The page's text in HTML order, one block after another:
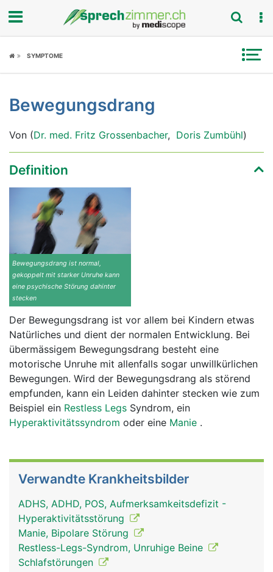
Fokus
Symptome
Untersuchungen
News
Ratgeber
Rubriken
SYMPTOME
Bewegungsdrang
Von (Dr. med. Fritz Grossenbacher, Doris Zumbühl)
Definition
Bewegungsdrang ist normal,
gekoppelt mit starker Unruhe kann
eine psychische Störung dahinter
stecken
Der Bewegungsdrang ist vor allem bei Kindern etwas
Natürliches und dient der normalen Entwicklung. Bei
übermässigem Bewegungsdrang besteht eine
motorische Unruhe mit allenfalls sogar unwillkürlichen
Bewegungen. Wird der Bewegungsdrang als störend
empfunden, kann ein Leiden dahinter stecken wie zum
Beispiel ein Restless Legs Syndrom, ein
Hyperaktivitätssyndrom oder eine Manie .
Verwandte Krankheitsbilder
ADHS, ADHD, POS, Aufmerksamkeitsdefizit -
Hyperaktivitätsstörung
Manie, Bipolare Störung
Restless-Legs-Syndrom, Unruhige Beine
Schlafstörungen